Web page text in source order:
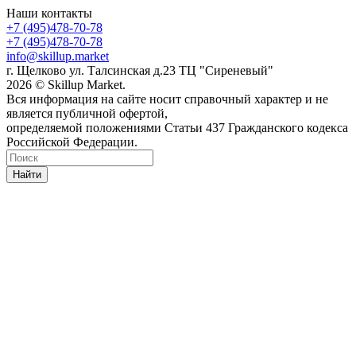
Наши контакты
+7 (495)478-70-78
+7 (495)478-70-78
info@skillup.market
г. Щелково ул. Талсинская д.23 ТЦ "Сиреневый"
2026 © Skillup Market.
Вся информация на сайте носит справочный характер и не
является публичной офертой,
определяемой положениями Статьи 437 Гражданского кодекса
Российской Федерации.
Найти